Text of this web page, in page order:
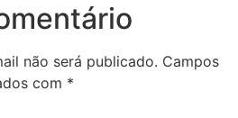
não será publicado. Campos
com *